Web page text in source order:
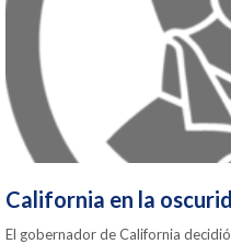
California en la
El gobernador de California